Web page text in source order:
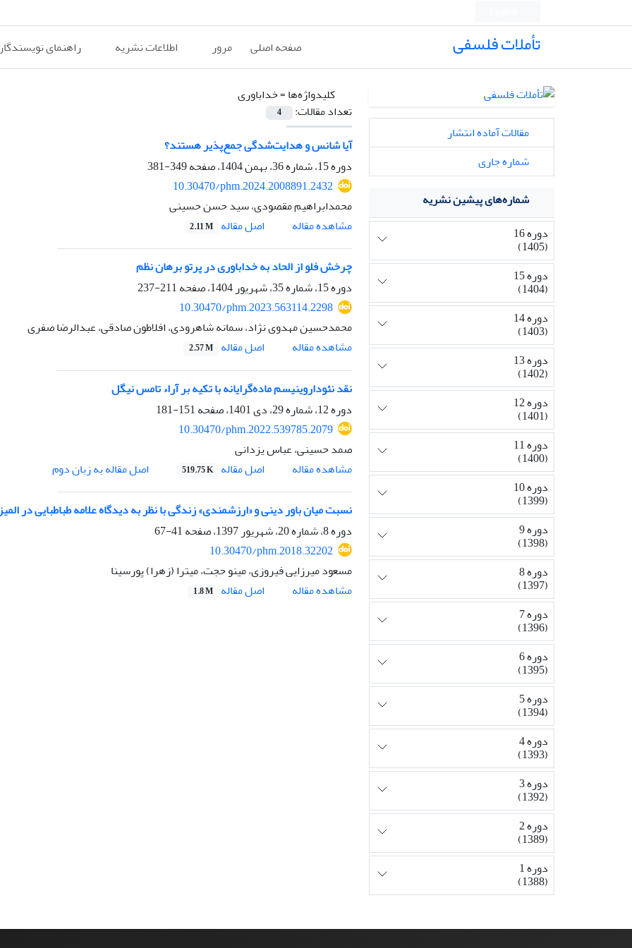
تأملات فلسفی صفحه اصلی مرور اطلاعات نشریه راهنمای
کلیدواژه‌ها =خداباوری
تعداد مقالات:
4
آیا شانس و هدایت‌شدگی جمع‌پذیر هستند؟
دوره 15، شماره 36، بهمن 1404، صفحه
349-381
10.30470/phm.2024.2008891.2432
محمدابراهیم مقصودی، سید حسن حسینی
مشاهده مقاله
اصل مقاله 2.11 M
چرخش فلو از الحاد به خداباوری در پرتو برهان نظم
دوره 15، شماره 35، شهریور 1404، صفحه
211-237
10.30470/phm.2023.563114.2298
محمدحسین مهدوی نژاد، سمانه شاهرودی، افلاطون صادقی، عبدالرضا صفری
مشاهده مقاله
اصل مقاله 2.57 M
نقد نئوداروینیسم ماده‌گرایانه با تکیه بر آراء تامس نیگل
دوره 12، شماره 29، دی 1401، صفحه
151-181
10.30470/phm.2022.539785.2079
صمد حسینی، عباس یزدانی
مشاهده مقاله
اصل مقاله 519.75 K
اصل مقاله به زبان دوم
نسبت میان باور دینی و «ارزشمندی» زندگی با نظر به دیدگاه علامه طباطبایی در
دوره 8، شماره 20، شهریور 1397، صفحه
41-67
10.30470/phm.2018.32202
مسعود میرزایی فیروزی، مینو حجت، میترا (زهرا) پورسینا
مشاهده مقاله
اصل مقاله 1.8 M
مقالات آماده انتشار
شماره جاری
شماره‌های پیشین نشریه
دوره 16
(1405)
دوره 15
(1404)
دوره 14
(1403)
دوره 13
(1402)
دوره 12
(1401)
دوره 11
(1400)
دوره 10
(1399)
دوره 9
(1398)
دوره 8
(1397)
دوره 7
(1396)
دوره 6
(1395)
دوره 5
(1394)
دوره 4
(1393)
دوره 3
(1392)
دوره 2
(1389)
دوره 1
(1388)